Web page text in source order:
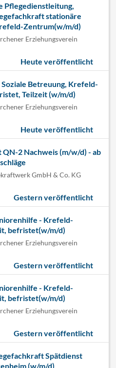
stationäre
Zentrum(w/m/d)
Erziehungsverein
Heute veröffentlicht
Betreuung, Krefeld-
Teilzeit (w/m/d)
Erziehungsverein
Heute veröffentlicht
2 Nachweis (m/w/d) - ab
GmbH & Co. KG
Gestern veröffentlicht
- Krefeld-
befristet(w/m/d)
Erziehungsverein
Gestern veröffentlicht
- Krefeld-
befristet(w/m/d)
Erziehungsverein
Gestern veröffentlicht
Spätdienst
(w/m/d)